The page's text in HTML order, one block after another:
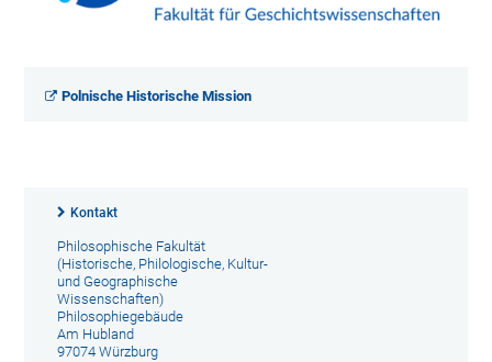
Polnische Historische Mission
Kontakt
Philosophische Fakultät
(Historische, Philologische, Kultur-
und Geographische
Wissenschaften)
Philosophiegebäude
Am Hubland
97074 Würzburg